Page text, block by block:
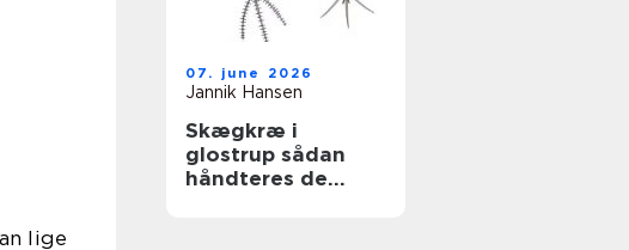
lige
07. june 2026
Jannik Hansen
Skægkræ i
glostrup sådan
håndteres de